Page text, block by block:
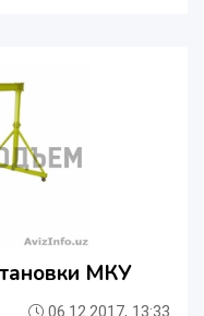
МКУ
06.12.2017, 13:33